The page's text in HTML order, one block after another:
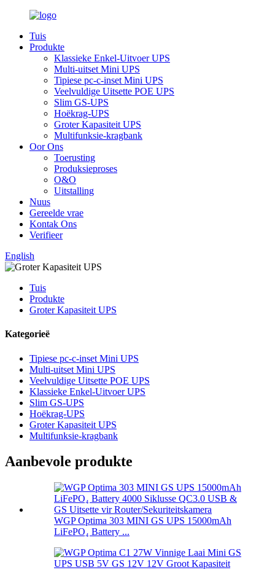
Tuis
Produkte
Klassieke Enkel-Uitvoer UPS
Multi-uitset Mini UPS
Tipiese pc-c-inset Mini UPS
Veelvuldige Uitsette POE UPS
Slim GS-UPS
Hoëkrag-UPS
Groter Kapasiteit UPS
Multifunksie-kragbank
Oor Ons
Toerusting
Produksieproses
O&O
Uitstalling
Nuus
Gereelde vrae
Kontak Ons
Verifieer
English
Tuis
Produkte
Groter Kapasiteit UPS
Kategorieë
Tipiese pc-c-inset Mini UPS
Multi-uitset Mini UPS
Veelvuldige Uitsette POE UPS
Klassieke Enkel-Uitvoer UPS
Slim GS-UPS
Hoëkrag-UPS
Groter Kapasiteit UPS
Multifunksie-kragbank
Aanbevole produkte
WGP Optima 303 MINI GS UPS 15000mAh
LiFePO₄ Battery ...